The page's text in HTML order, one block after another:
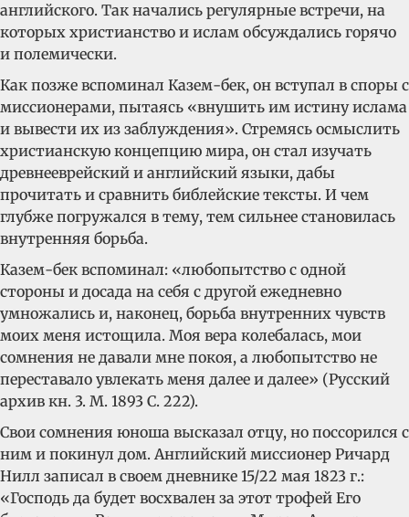
английского. Так начались регулярные встречи, на
которых христианство и ислам обсуждались горячо
и полемически.
Как позже вспоминал Казем-бек, он вступал в споры с
миссионерами, пытаясь «внушить им истину ислама
и вывести их из заблуждения». Стремясь осмыслить
христианскую концепцию мира, он стал изучать
древнееврейский и английский языки, дабы
прочитать и сравнить библейские тексты. И чем
глубже погружался в тему, тем сильнее становилась
внутренняя борьба.
Казем-бек вспоминал: «любопытство с одной
стороны и досада на себя с другой ежедневно
умножались и, наконец, борьба внутренних чувств
моих меня истощила. Моя вера колебалась, мои
сомнения не давали мне покоя, а любопытство не
переставало увлекать меня далее и далее» (Русский
архив кн. 3. М. 1893 С. 222).
Свои сомнения юноша высказал отцу, но поссорился с
ним и покинул дом. Английский миссионер Ричард
Нилл записал в своем дневнике 15/22 мая 1823 г.:
«Господь да будет восхвален за этот трофей Его